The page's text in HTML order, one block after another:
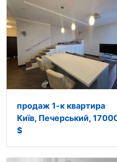
продаж 1-к квартира
Київ, Печерський,
$